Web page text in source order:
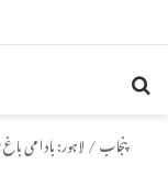
پنجاب/لاہور: بادامی